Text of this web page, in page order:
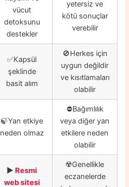
vücut
detoksunu
destekler
yetersiz ve
kötü sonuçlar
verebilir
✅Kapsül
şeklinde
basit alım
🚫Herkes için
uygun değildir
ve kısıtlamaları
olabilir
🍃Yan etkiye
neden olmaz
⛔️Bağımlılık
veya diğer yan
etkilere neden
olabilir
▶️ Resmi
web sitesi
☢️Genellikle
eczanelerde